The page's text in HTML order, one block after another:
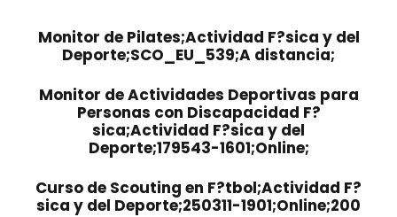
Monitor de Pilates;Actividad F?sica y del
Deporte;SCO_EU_539;A distancia;
Monitor de Actividades Deportivas para
Personas con Discapacidad F?
sica;Actividad F?sica y del
Deporte;179543-1601;Online;
Curso de Scouting en F?tbol;Actividad F?
sica y del Deporte;250311-1901;Online;200